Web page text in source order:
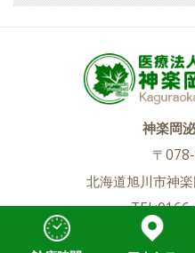
神楽岡
〒
北海道旭川市神